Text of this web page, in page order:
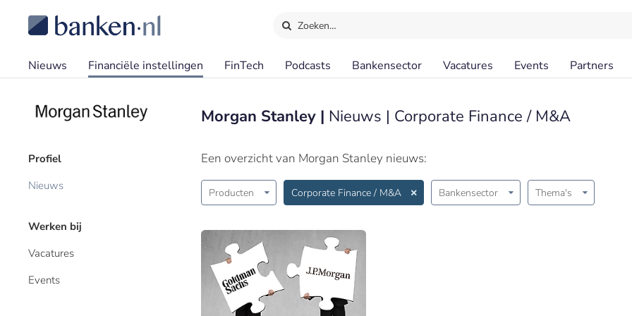
Zoeken…
Nieuws Financiële instellingen FinTech Podcasts Bankensector Vacatures Events Partners
Profiel
Nieuws
Werken bij
Vacatures
Events
Morgan Stanley | Nieuws | Corporate Finance / M&A
Een overzicht van Morgan Stanley nieuws:
Producten Corporate Finance / M&A Bankensector Thema's